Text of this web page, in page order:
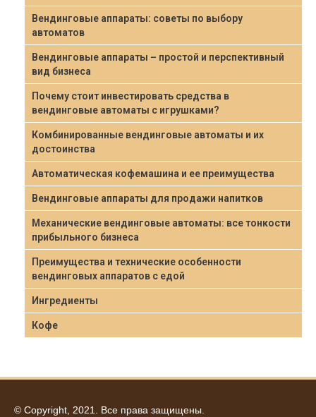
Вендинговые аппараты: советы по выбору
автоматов
Вендинговые аппараты – простой и перспективный
вид бизнеса
Почему стоит инвестировать средства в
вендинговые автоматы с игрушками?
Комбинированные вендинговые автоматы и их
достоинства
Автоматическая кофемашина и ее преимущества
Вендинговые аппараты для продажи напитков
Механические вендинговые автоматы: все тонкости
прибыльного бизнеса
Преимущества и технические особенности
вендинговых аппаратов с едой
Ингредиенты
Кофе
© Copyright, 2021. Все права защищены.